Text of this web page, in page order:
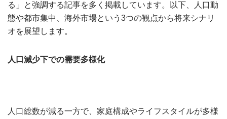
る」と強調する記事を多く掲載しています。以下、人口動
態や都市集中、海外市場という3つの観点から将来シナリ
オを展望します。
人口減少下での需要多様化
人口総数が減る一方で、家庭構成やライフスタイルが多様